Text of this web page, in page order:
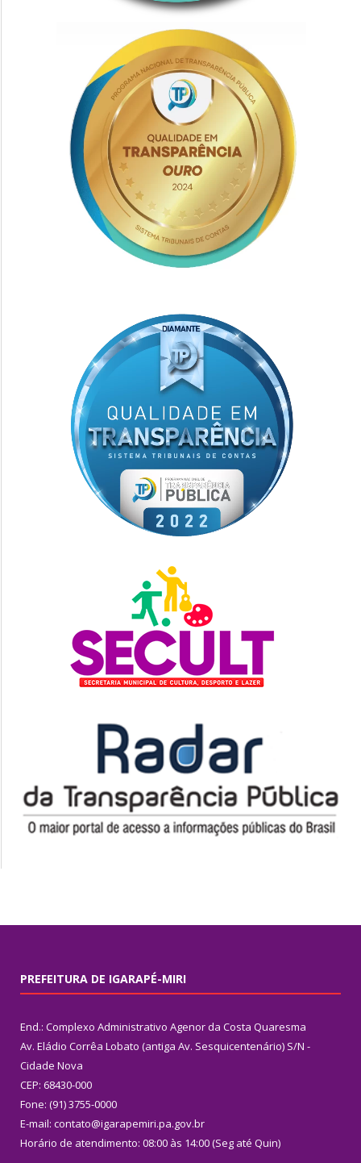
PREFEITURA DE IGARAPÉ-MIRI
End.: Complexo Administrativo Agenor da Costa Quaresma
Av. Eládio Corrêa Lobato (antiga Av. Sesquicentenário) S/N -
Cidade Nova
CEP: 68430-000
Fone: (91) 3755-0000
E-mail: contato@igarapemiri.pa.gov.br
Horário de atendimento: 08:00 às 14:00 (Seg até Quin)